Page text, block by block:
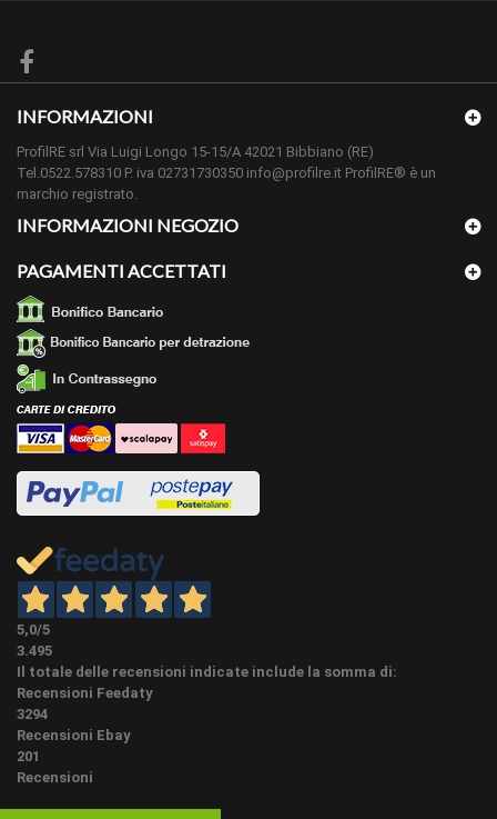
INFORMAZIONI
ProfilRE srl Via Luigi Longo 15-15/A 42021 Bibbiano (RE)
Tel.0522.578310 P. iva 02731730350 info@profilre.it ProfilRE® è un
marchio registrato.
INFORMAZIONI NEGOZIO
PAGAMENTI ACCETTATI
5,0/5
3.495
Il totale delle recensioni indicate include la somma di:
Recensioni Feedaty
3294
Recensioni Ebay
201
Recensioni